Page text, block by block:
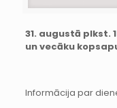
31. augustā plkst.
un vecāku
Informācija par